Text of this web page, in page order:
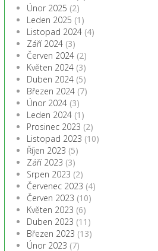
Únor 2025 (2)
Leden 2025 (1)
Listopad 2024 (4)
Září 2024 (3)
Červen 2024 (2)
Květen 2024 (3)
Duben 2024 (5)
Březen 2024 (7)
Únor 2024 (3)
Leden 2024 (1)
Prosinec 2023 (2)
Listopad 2023 (10)
Říjen 2023 (5)
Září 2023 (3)
Srpen 2023 (2)
Červenec 2023 (4)
Červen 2023 (10)
Květen 2023 (6)
Duben 2023 (11)
Březen 2023 (13)
Únor 2023 (7)